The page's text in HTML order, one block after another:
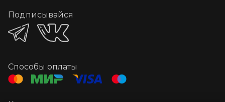
Подписывайся
Способы оплаты